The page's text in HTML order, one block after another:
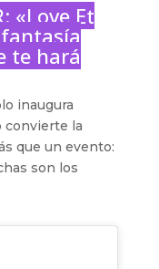
«Love Et
te hará
inaugura
convierte la
que un evento:
son los